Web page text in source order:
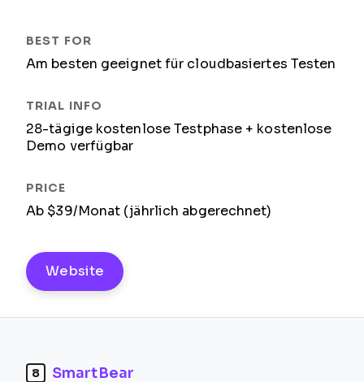
Am besten geeignet für cloudbasiertes Testen
28-tägige kostenlose Testphase + kostenlose
Demo verfügbar
Ab $39/Monat (jährlich abgerechnet)
Website
8 SmartBear